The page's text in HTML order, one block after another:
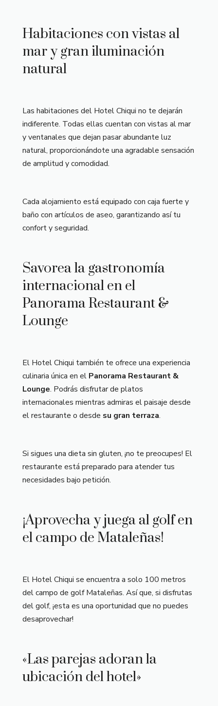
Habitaciones con vistas al
mar y gran iluminación
natural
Las habitaciones del Hotel Chiqui no te dejarán
indiferente. Todas ellas cuentan con vistas al mar
y ventanales que dejan pasar abundante luz
natural, proporcionándote una agradable sensación
de amplitud y comodidad.
Cada alojamiento está equipado con caja fuerte y
baño con artículos de aseo, garantizando así tu
confort y seguridad.
Savorea la gastronomía
internacional en el
Panorama Restaurant &
Lounge
El Hotel Chiqui también te ofrece una experiencia
culinaria única en el Panorama Restaurant &
Lounge. Podrás disfrutar de platos
internacionales mientras admiras el paisaje desde
el restaurante o desde su gran terraza.
Si sigues una dieta sin gluten, ¡no te preocupes! El
restaurante está preparado para atender tus
necesidades bajo petición.
¡Aprovecha y juega al golf en
el campo de Mataleñas!
El Hotel Chiqui se encuentra a solo 100 metros
del campo de golf Mataleñas. Así que, si disfrutas
del golf, ¡esta es una oportunidad que no puedes
desaprovechar!
«Las parejas adoran la
ubicación del hotel»